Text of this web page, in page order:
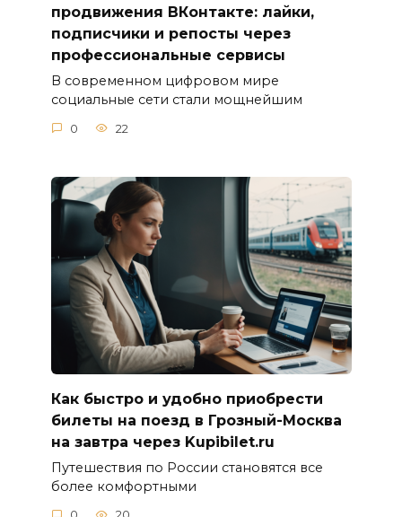
продвижения ВКонтакте: лайки,
подписчики и репосты через
профессиональные сервисы
В современном цифровом мире
социальные сети стали мощнейшим
0 22
Как быстро и удобно приобрести
билеты на поезд в Грозный-Москва
на завтра через Kupibilet.ru
Путешествия по России становятся все
более комфортными